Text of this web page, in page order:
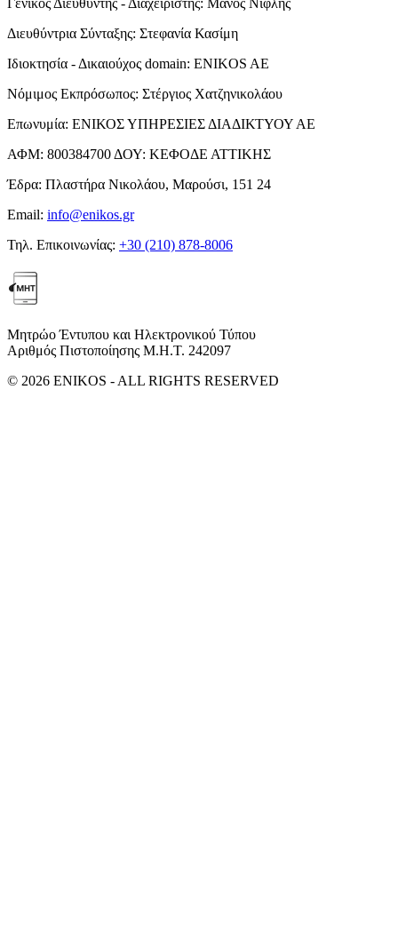
Γενικός Διευθυντής - Διαχειριστής: Μάνος Νιφλής
Διευθύντρια Σύνταξης: Στεφανία Κασίμη
Ιδιοκτησία - Δικαιούχος domain: ENIKOS AE
Νόμιμος Εκπρόσωπος: Στέργιος Χατζηνικολάου
Επωνυμία: ΕΝΙΚΟΣ ΥΠΗΡΕΣΙΕΣ ΔΙΑΔΙΚΤΥΟΥ ΑΕ
ΑΦΜ: 800384700 ΔΟΥ: ΚΕΦΟΔΕ ΑΤΤΙΚΗΣ
Έδρα: Πλαστήρα Νικολάου, Μαρούσι, 151 24
Email: info@enikos.gr
Τηλ. Επικοινωνίας: +30 (210) 878-8006
Μητρώο Έντυπου και Ηλεκτρονικού Τύπου
Αριθμός Πιστοποίησης Μ.Η.Τ. 242097
© 2026 ENIKOS - ALL RIGHTS RESERVED